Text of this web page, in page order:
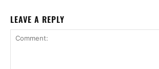
LEAVE A REPLY